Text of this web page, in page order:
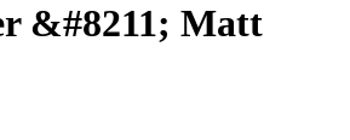
&#8211; Matt